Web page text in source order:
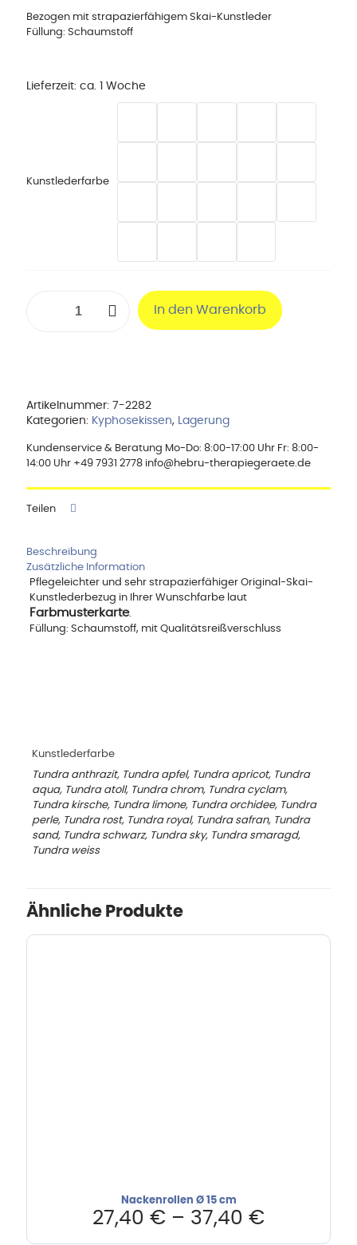
Bezogen mit strapazierfähigem Skai-Kunstleder
Füllung: Schaumstoff
Lieferzeit: ca. 1 Woche
Kunstlederfarbe
Menge
In den Warenkorb
Artikelnummer: 7-2282
Kategorien: Kyphosekissen, Lagerung
Kundenservice & Beratung Mo-Do: 8:00-17:00 Uhr Fr: 8:00-
14:00 Uhr +49 7931 2778 info@hebru-therapiegeraete.de
Teilen
Beschreibung
Zusätzliche Information
Pflegeleichter und sehr strapazierfähiger Original-Skai-
Kunstlederbezug in Ihrer Wunschfarbe laut
Farbmusterkarte.
Füllung: Schaumstoff, mit Qualitätsreißverschluss
Kunstlederfarbe
Tundra anthrazit, Tundra apfel, Tundra apricot, Tundra
aqua, Tundra atoll, Tundra chrom, Tundra cyclam,
Tundra kirsche, Tundra limone, Tundra orchidee, Tundra
perle, Tundra rost, Tundra royal, Tundra safran, Tundra
sand, Tundra schwarz, Tundra sky, Tundra smaragd,
Tundra weiss
Ähnliche Produkte
Nackenrollen Ø 15 cm
27,40 € – 37,40 €